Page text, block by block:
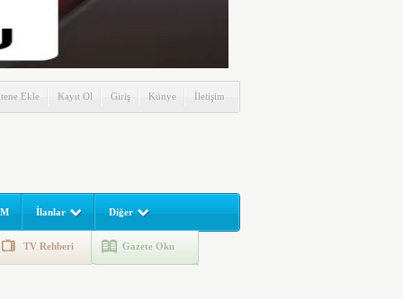
Ekle Kayıt Ol Giriş Künye İletişim
İlanlar Diğer
TV Rehberi Gazete Oku